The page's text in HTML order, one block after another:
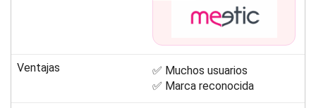
Ventajas
✅ Muchos usuarios
✅ Marca reconocida